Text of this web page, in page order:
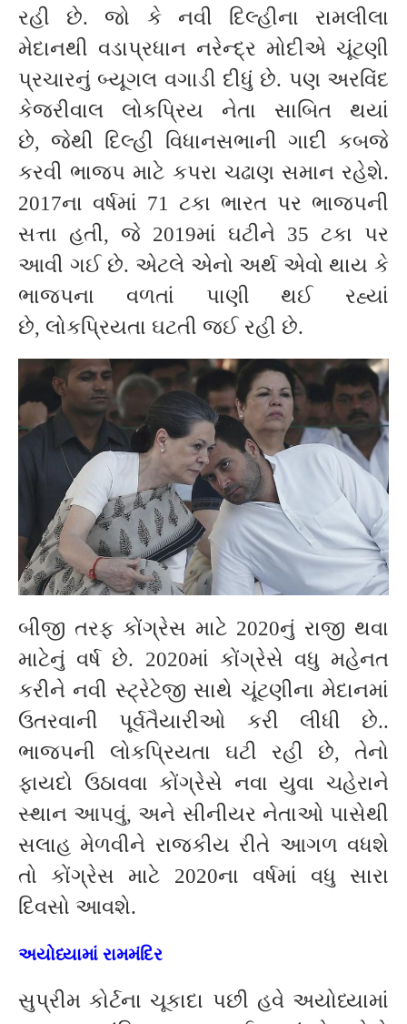
રહી છે. જો કે નવી દિલ્હીના રામલીલા
મેદાનથી વડાપ્રધાન નરેન્દ્ર મોદીએ ચૂંટણી
પ્રચારનું બ્યૂગલ વગાડી દીધું છે. પણ અરવિંદ
કેજરીવાલ લોકપ્રિય નેતા સાબિત થયાં
છે, જેથી દિલ્હી વિધાનસભાની ગાદી કબજે
કરવી ભાજપ માટે કપરા ચઢાણ સમાન રહેશે.
2017ના વર્ષમાં 71 ટકા ભારત પર ભાજપની
સત્તા હતી, જે 2019માં ઘટીને 35 ટકા પર
આવી ગઈ છે. એટલે એનો અર્થ એવો થાય કે
ભાજપના વળતાં પાણી થઈ રહ્યાં
છે, લોકપ્રિયતા ઘટતી જઈ રહી છે.
બીજી તરફ કોંગ્રેસ માટે 2020નું રાજી થવા
માટેનું વર્ષ છે. 2020માં કોંગ્રેસે વધુ મહેનત
કરીને નવી સ્ટ્રેટેજી સાથે ચૂંટણીના મેદાનમાં
ઉતરવાની પૂર્વતૈયારીઓ કરી લીધી છે..
ભાજપની લોકપ્રિયતા ઘટી રહી છે, તેનો
ફાયદો ઉઠાવવા કોંગ્રેસે નવા યુવા ચહેરાને
સ્થાન આપવું, અને સીનીયર નેતાઓ પાસેથી
સલાહ મેળવીને રાજકીય રીતે આગળ વધશે
તો કોંગ્રેસ માટે 2020ના વર્ષમાં વધુ સારા
દિવસો આવશે.
અયોધ્યામાં રામમંદિર
સુપ્રીમ કોર્ટના ચૂકાદા પછી હવે અયોધ્યામાં